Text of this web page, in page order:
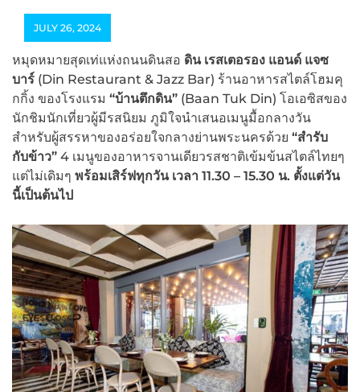
JULY 26, 2024
หมุดหมายสุดเท่แห่งถนนดินสอ ดิน เรสเตอรอง แอนด์ แจซ
บาร์ (Din Restaurant & Jazz Bar) ร้านอาหารสไตล์โฮมคุ
กกิ้ง ของโรงแรม “บ้านตึกดิน” (Baan Tuk Din) โอเอซิสของ
นักชิมนักเที่ยวผู้มีรสนิยม ภูมิใจนำเสนอเมนูมื้อกลางวัน
สำหรับผู้สรรหาของอร่อยใจกลางย่านพระนครด้วย “สำรับ
กับข้าว” 4 เมนูของอาหารจานเดียวรสชาติเข้มข้นสไตล์ไทยๆ
แต่ไม่เดิมๆ พร้อมเสิร์ฟทุกวัน เวลา 11.30 – 15.30 น. ตั้งแต่วัน
นี้เป็นต้นไป